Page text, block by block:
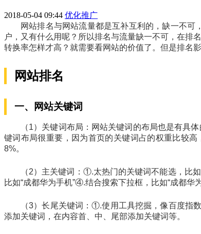
2018-05-04 09:44 优化推广
网站排名与网站流量都是互补互利的，缺一不
户，又有什么用呢？所以排名与流量缺一不可，在排
转换率怎样才高？就需要看网站的价值了。但是排名
网站排名
一、网站关键词
（1）关键词布局：网站关键词的布局也是有具
键词布局很重要，因为首页的关键词占的权重比较
8%。
（2）主关键词：①.太热门的关键词不能选，比
比如“成都华为手机”④.结合搜索下拉框，比如“成都华
（3）长尾关键词：①.使用工具挖掘，像百度指
添加关键词，在内容首、中、尾部添加关键词等。